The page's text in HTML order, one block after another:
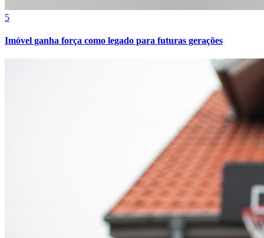
5
Imóvel ganha força como legado para futuras gerações